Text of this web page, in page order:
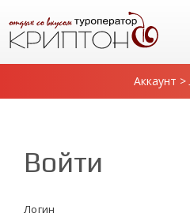
Аккаунт >
Войти
Логин